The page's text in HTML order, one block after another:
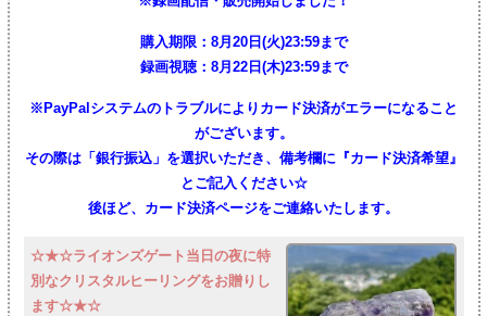
購入期限：8月20日(火)23:59まで
録画視聴：8月22日(木)23:59まで
※PayPalシステムのトラブルによりカード決済がエラーになること
がございます。
その際は「銀行振込」を選択いただき、備考欄に『カード決済希望』
とご記入ください☆
後ほど、カード決済ページをご連絡いたします。
☆★☆ライオンズゲート当日の夜に特
別なクリスタルヒーリングをお贈りし
ます☆★☆